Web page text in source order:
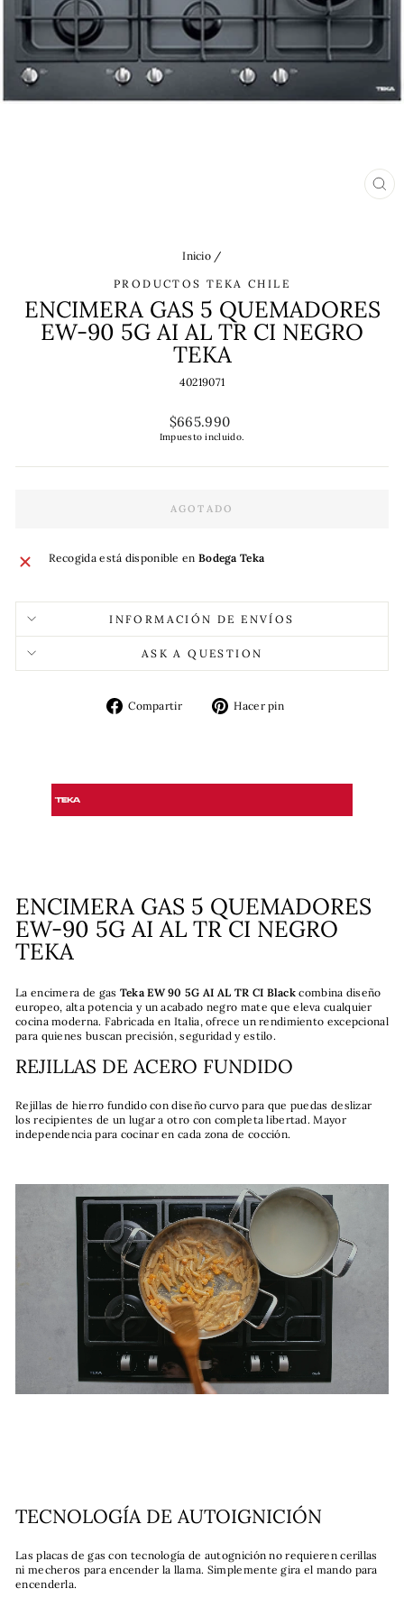
Inicio /
PRODUCTOS TEKA CHILE
ENCIMERA GAS 5 QUEMADORES
EW-90 5G AI AL TR CI NEGRO
TEKA
40219071
Precio
habitual
$665.990
Impuesto incluido.
AGOTADO
Recogida está disponible en Bodega Teka
INFORMACIÓN DE ENVÍOS
ASK A QUESTION
Compartir
CompartirHacer pin
ENCIMERA GAS 5 QUEMADORES
EW-90 5G AI AL TR CI NEGRO
TEKA
La encimera de gas Teka EW 90 5G AI AL TR CI Black combina diseño
europeo, alta potencia y un acabado negro mate que eleva cualquier
cocina moderna. Fabricada en Italia, ofrece un rendimiento excepcional
para quienes buscan precisión, seguridad y estilo.
REJILLAS DE ACERO FUNDIDO
Rejillas de hierro fundido con diseño curvo para que puedas deslizar
los recipientes de un lugar a otro con completa libertad. Mayor
independencia para cocinar en cada zona de cocción.
TECNOLOGÍA DE AUTOIGNICIÓN
Las placas de gas con tecnología de autognición no requieren cerillas
ni mecheros para encender la llama. Simplemente gira el mando para
encenderla.